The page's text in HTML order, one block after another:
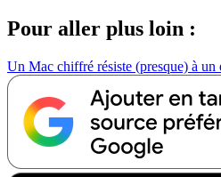
Pour aller plus loin :
Un Mac chiffré résiste (presque) à un